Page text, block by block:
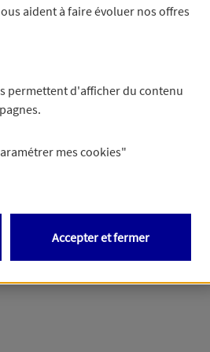
aident à faire évoluer nos offres
permettent d'afficher du contenu
mes cookies"
Accepter et fermer